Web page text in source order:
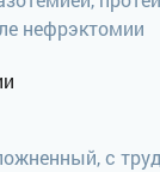
нефрэктомии
с